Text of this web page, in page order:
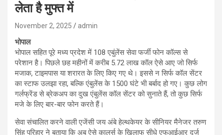
लेता है मुफ्त में
November 2, 2025 admin
भोपाल
भोपाल सहित पूरे मध्य प्रदेश में 108 एबुंलेंस सेवा फर्जी फोन कॉल्स से
परेशान है। पिछले छह महीनों में करीब 5.72 लाख कॉल ऐसे आए जो सिर्फ
मजाक, टाइमपास या शरारत के लिए किए गए थे। इससे न सिर्फ कॉल सेंटर
का स्टाफ उलझा रहा, बल्कि एंबुलेंस के 1500 घंटे भी बर्बाद हो गए। कुछ लोग
गर्लफ्रेंड से ब्रेकअप का दुख एंबुलेंस कॉल सेंटर को सुनाते हैं, तो कुछ सिर्फ
मजे के लिए बार-बार फोन करते हैं।
सेवा संचालित करने वाली एजेंसी जय अंबे हेल्थकेयर के सीनियर मैनेजर तरुण
सिंह परिहार ने बताया कि अब ऐसे कालर्स के खिलाफ सीधे एफआईआर दर्ज